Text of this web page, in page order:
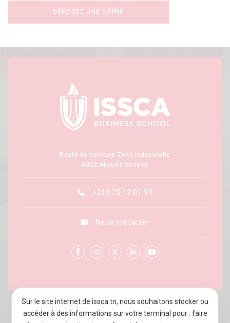
DÉPOSEZ UNE OFFRE
Sur le site internet de issca.tn, nous souhaitons stocker ou
accéder à des informations sur votre terminal pour : faire
À PROPOS D’ISSCA BUSINESS SCHOOL
Route de ceinture Zone Industrielle
4022 Akouda Sousse
+216 70 13 01 90
Nous contacter